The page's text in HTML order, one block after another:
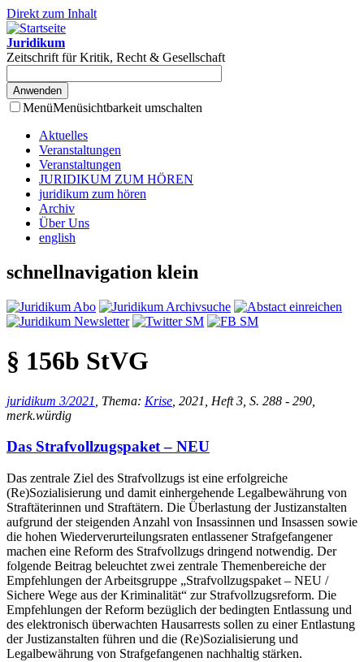
Direkt zum Inhalt
Juridikum
Zeitschrift für Kritik, Recht & Gesellschaft
MenüMenüsichtbarkeit umschalten
Aktuelles
Veranstaltungen
Veranstaltungen
JURIDIKUM ZUM HÖREN
juridikum zum hören
Archiv
Über Uns
english
schnellnavigation klein
§ 156b StVG
juridikum 3/2021 , Thema: Krise , 2021, Heft 3, S. 288 - 290,
merk.würdig
Das Strafvollzugspaket – NEU
Das zentrale Ziel des Strafvollzugs ist eine erfolgreiche
(Re)Sozialisierung und damit einhergehende Legalbewährung von
Straftäterinnen und Straftätern. Die Überlastung der Justizanstalten
aufgrund der steigenden Anzahl von Insassinnen und Insassen sowie
die hohen Wiederverurteilungsraten entlassener Strafgefangener
machen eine Reform des Strafvollzugs dringend notwendig. Der
folgende Beitrag beleuchtet zwei zentrale Themenbereiche der
Empfehlungen der Arbeitsgruppe „Strafvollzugspaket – NEU /
Sichere Wege aus der Kriminalität“ zur Strafvollzugsreform. Die
Empfehlungen der Reform bezüglich der bedingten Entlassung und
des elektronisch überwachten Hausarrests sollen zu einer Entlastung
der Justizanstalten führen und die (Re)Sozialisierung und
Legalbewährung von Strafgefangenen nachhaltig stärken.